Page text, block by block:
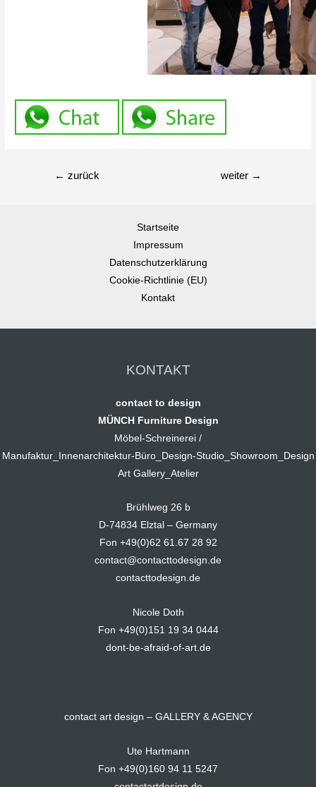
← zurück weiter →
Startseite
Impressum
Datenschutzerklärung
Cookie-Richtlinie (EU)
Kontakt
KONTAKT
contact to design
MÜNCH Furniture Design
Möbel-Schreinerei /
Manufaktur_Innenarchitektur-Büro_Design-Studio_Showroom_Design
Art Gallery_Atelier
Brühlweg 26 b
D-74834 Elztal – Germany
Fon +49(0)62 61.67 28 92
contact@contacttodesign.de
contacttodesign.de
Nicole Doth
Fon +49(0)151 19 34 0444
dont-be-afraid-of-art.de
contact art design – GALLERY & AGENCY
Ute Hartmann
Fon +49(0)160 94 11 5247